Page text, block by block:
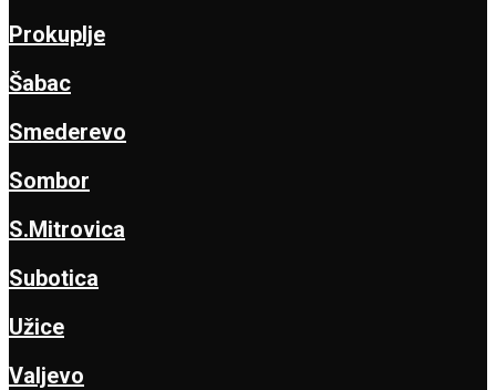
Prokuplje
Šabac
Smederevo
Sombor
S.Mitrovica
Subotica
Užice
Valjevo